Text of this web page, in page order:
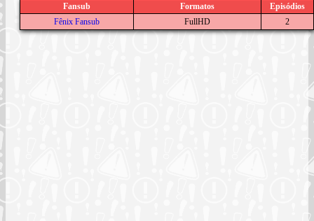
Fansub Formatos
Episódios
Fênix Fansub
FullHD 2